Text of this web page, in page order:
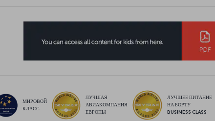
МИРОВОЙ
КЛАСС
ЛУЧШАЯ
АВИАКОМПАНИЯ
ЕВРОПЫ
ЛУЧШЕЕ ПИТАНИЕ
НА БОРТУ
BUSINESS CLASS